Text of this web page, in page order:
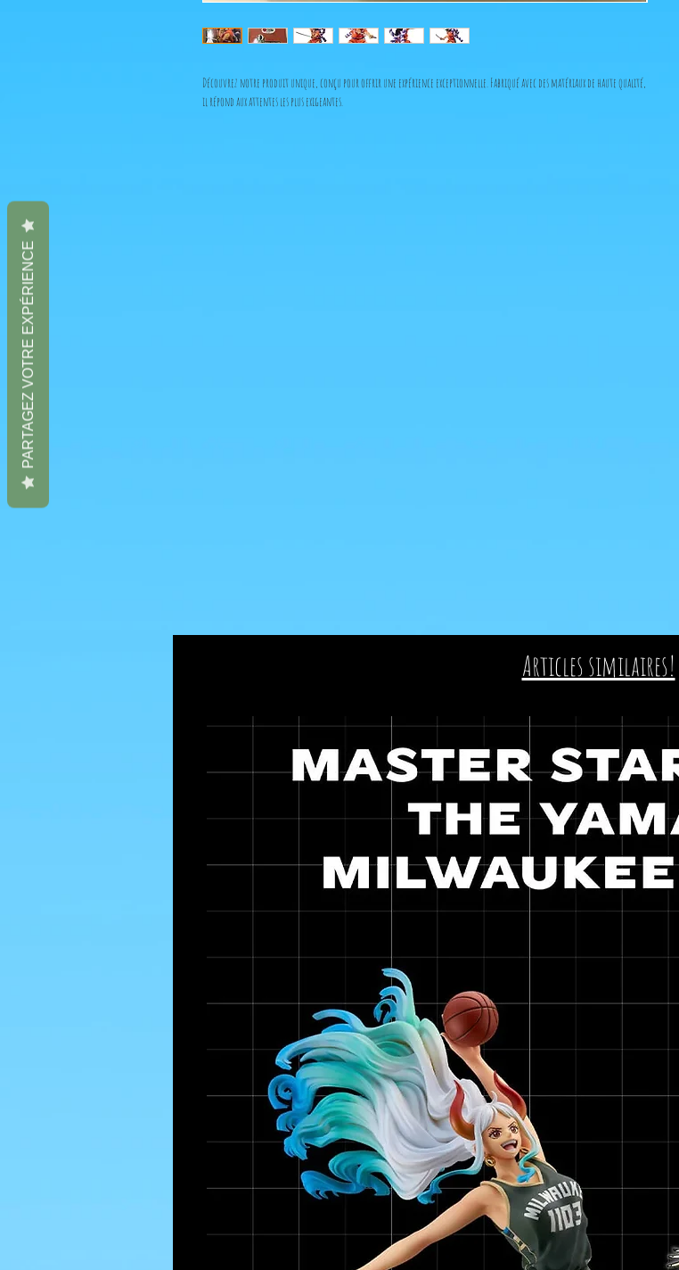
Découvrez notre produit unique, conçu pour offrir une expérience exceptionnelle. Fabriqué avec des matériaux de haute qualité,
il répond aux attentes les plus exigeantes.
Articles similaires!
PARTAGEZ VOTRE EXPÉRIENCE